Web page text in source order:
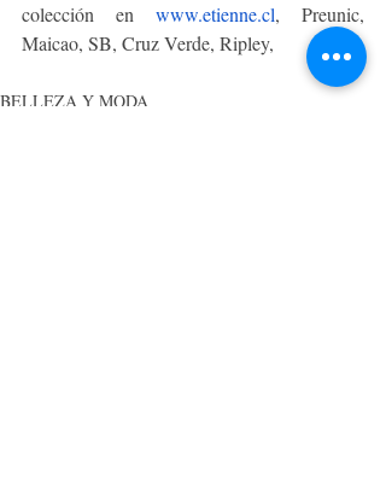
colección en www.etienne.cl, Preunic,
Maicao, SB, Cruz Verde, Ripley,
BELLEZA Y MODA